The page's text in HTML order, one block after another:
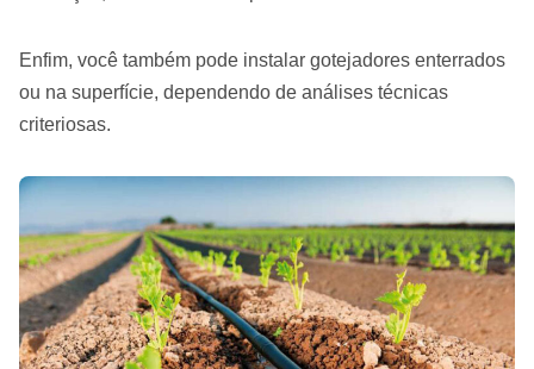
Enfim, você também pode instalar gotejadores enterrados
ou na superfície, dependendo de análises técnicas
criteriosas.